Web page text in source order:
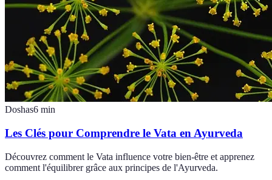
Doshas6 min
Les Clés pour Comprendre le Vata en Ayurveda
Découvrez comment le Vata influence votre bien-être et apprenez
comment l'équilibrer grâce aux principes de l'Ayurveda.